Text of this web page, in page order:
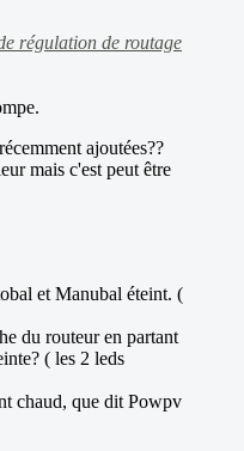
régulation de routage
ajoutées??
mais c'est peut être
et Manubal éteint. (
du routeur en partant
( les 2 leds
chaud, que dit Powpv